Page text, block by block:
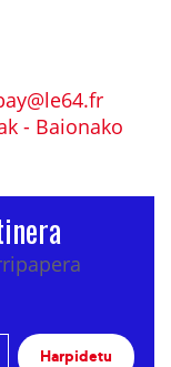
- Baionako
Harpidetu